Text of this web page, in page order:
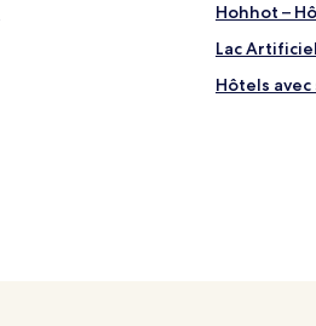
Hohhot –
Lac
Hôtels